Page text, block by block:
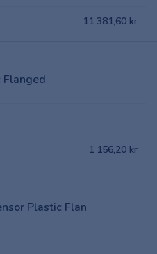
11 381,60 kr
Flanged
1 156,20 kr
Plastic Flan